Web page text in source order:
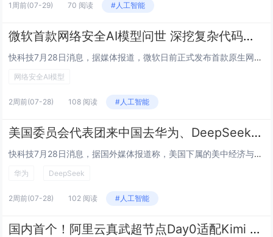
1周前(07-29) 70 阅读 #人工智能
微软首款网络安全AI模型问世 深挖复杂代码隐藏漏洞
快科技7月28日消息，据媒体报道，微软日前正式发布首款原生网络安全模型MAI-Cyber-1-Flash，同时推出名为“感知计划”（Project Perception）的智能体安全系统。这一组合标志着微软在AI安全领域迈出关键一步。微软首...
网络安全AI模型
2周前(07-28) 108 阅读 #人工智能
美国委员会代表团来中国去华为、DeepSeek等考察：结果被拒
快科技7月28日消息，据国外媒体报道称，美国下属的美中经济与安全审查委员会组织代表团来到中国访问，提出要进入华为、腾讯、阿里巴巴、百度和DeepSeek等多家头部科技企业开展所谓的实地考察，最后被各家企业集体拒绝，代表团相关人员甚至对自己吃...
华为 DeepSeek
2周前(07-28) 102 阅读 #人工智能
国内首个！阿里云真武超节点Day0适配Kimi K3：单卡吞吐提升1.8倍